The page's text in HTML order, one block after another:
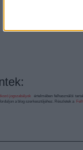
jogszabályok értelmében felhasználói
a blog szerkesztőjéhez. Részletek a